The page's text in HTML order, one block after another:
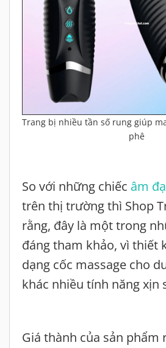
Trang bị nhiều tần số rung giúp
phê
So với những chiếc âm
trên thị trường thì Shop
rằng, đây là một trong
đáng tham khảo, vì thiết
dạng cốc massage cho
khác nhiều tính năng xịn
Giá thành của sản phẩm